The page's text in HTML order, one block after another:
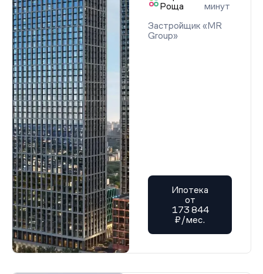
Роща
минут
Застройщик «MR
Group»
Ипотека
от
173 844
₽/мес.